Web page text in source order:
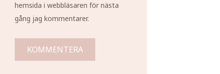
hemsida i webbläsaren för nästa
gång jag kommentarer.